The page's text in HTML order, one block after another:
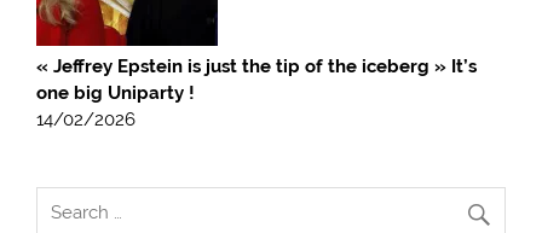
« Jeffrey Epstein is just the tip of the iceberg » It’s
one big Uniparty !
14/02/2026